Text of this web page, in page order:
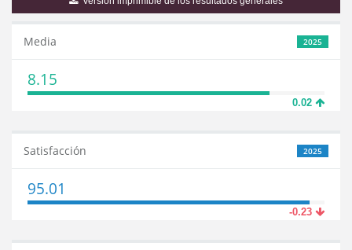
2025
Media
8.15
0.02
2025
Satisfacción
95.01
-0.23